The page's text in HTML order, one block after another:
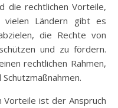
die rechtlichen Vorteile,
Ländern gibt es
die Rechte von
und zu fördern.
rechtlichen Rahmen,
Vorteile ist der Anspruch